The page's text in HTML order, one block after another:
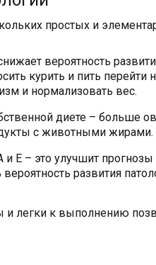
простых и
вероятность
курить и пить перейти
и нормализовать вес.
диете – больше
с животными жирами.
Е – это улучшит прогнозы
развития
и легки к выполнению